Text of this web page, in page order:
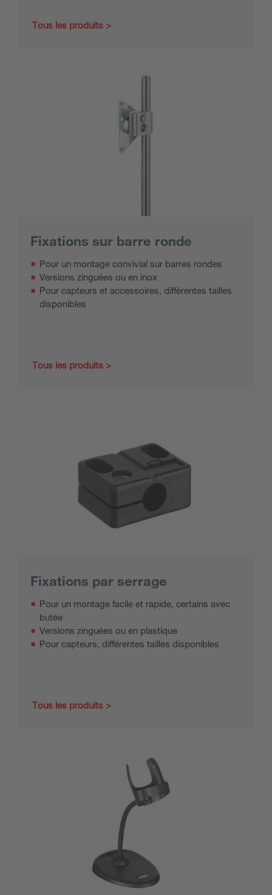
Tous les produits
Fixations sur barre ronde
Pour un montage convivial sur barres rondes
Versions zinguées ou en inox
Pour capteurs et accessoires, différentes tailles
disponibles
Tous les produits
Fixations par serrage
Pour un montage facile et rapide, certains avec
butée
Versions zinguées ou en plastique
Pour capteurs, différentes tailles disponibles
Tous les produits